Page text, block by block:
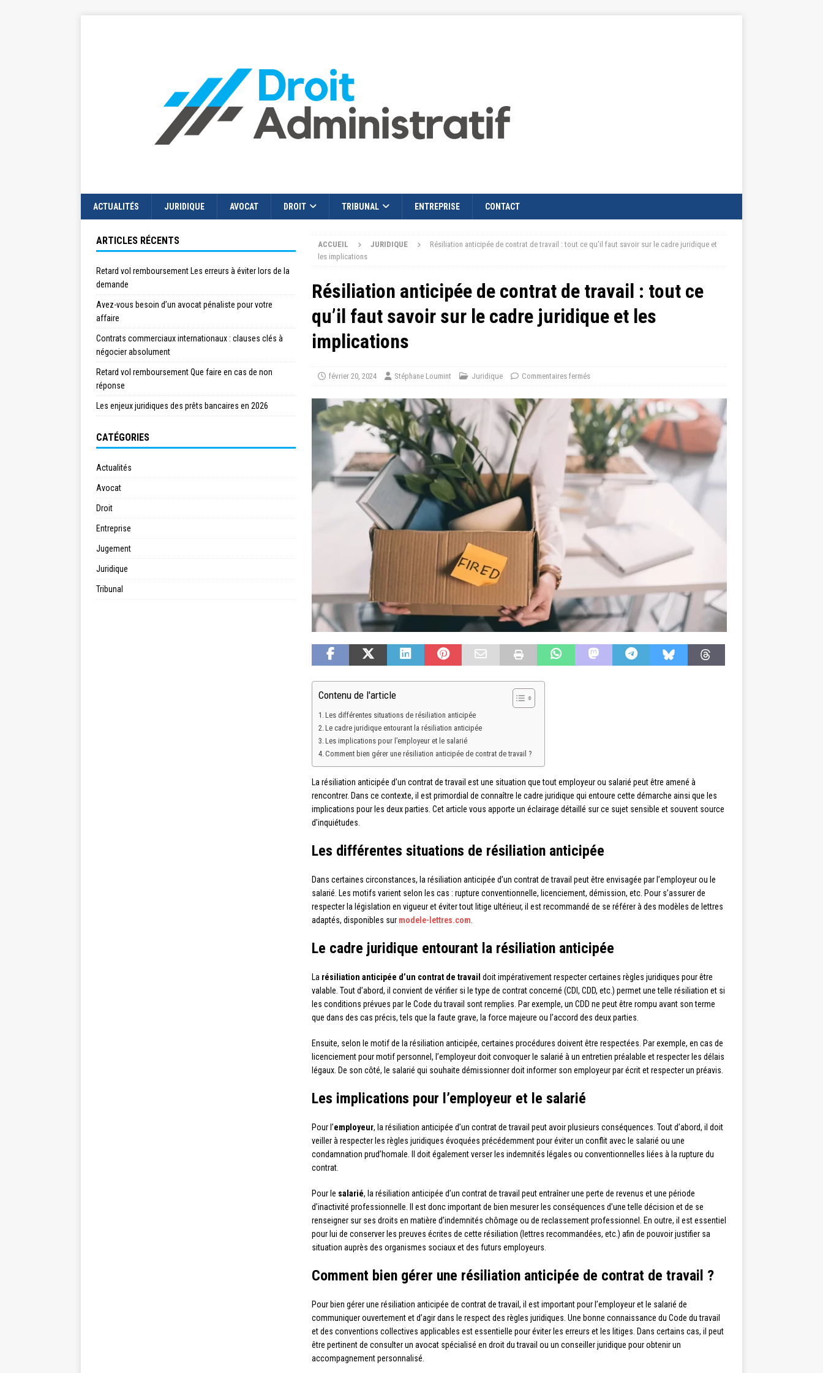
ACTUALITÉS JURIDIQUE AVOCAT DROIT TRIBUNAL ENTREPRISE CONTACT
ACCUEIL JURIDIQUE
Résiliation anticipée de contrat de travail : tout ce qu’il faut savoir sur le cadre juridique et
les implications
Résiliation anticipée de contrat de travail : tout ce
qu’il faut savoir sur le cadre juridique et les
implications
février 20, 2024 Stéphane Loumint Juridique Commentaires fermés
Contenu de l'article
Les différentes situations de résiliation anticipée
Le cadre juridique entourant la résiliation anticipée
Les implications pour l’employeur et le salarié
Comment bien gérer une résiliation anticipée de contrat de travail ?
La résiliation anticipée d’un contrat de travail est une situation que tout employeur ou salarié peut être amené à
rencontrer. Dans ce contexte, il est primordial de connaître le cadre juridique qui entoure cette démarche ainsi que les
implications pour les deux parties. Cet article vous apporte un éclairage détaillé sur ce sujet sensible et souvent source
d’inquiétudes.
Les différentes situations de résiliation anticipée
Dans certaines circonstances, la résiliation anticipée d’un contrat de travail peut être envisagée par l’employeur ou le
salarié. Les motifs varient selon les cas : rupture conventionnelle, licenciement, démission, etc. Pour s’assurer de
respecter la législation en vigueur et éviter tout litige ultérieur, il est recommandé de se référer à des modèles de lettres
adaptés, disponibles sur modele-lettres.com
Le cadre juridique entourant la résiliation anticipée
La résiliation anticipée d’un contrat de travail doit impérativement respecter certaines règles juridiques pour être
valable. Tout d’abord, il convient de vérifier si le type de contrat concerné (CDI, CDD, etc.) permet une telle résiliation et si
les conditions prévues par le Code du travail sont remplies. Par exemple, un CDD ne peut être rompu avant son terme
que dans des cas précis, tels que la faute grave, la force majeure ou l’accord des deux parties.
Ensuite, selon le motif de la résiliation anticipée, certaines procédures doivent être respectées. Par exemple, en cas de
licenciement pour motif personnel, l’employeur doit convoquer le salarié à un entretien préalable et respecter les délais
légaux. De son côté, le salarié qui souhaite démissionner doit informer son employeur par écrit et respecter un préavis.
Les implications pour l’employeur et le salarié
Pour l’employeur, la résiliation anticipée d’un contrat de travail peut avoir plusieurs conséquences. Tout d’abord, il doit
veiller à respecter les règles juridiques évoquées précédemment pour éviter un conflit avec le salarié ou une
condamnation prud’homale. Il doit également verser les indemnités légales ou conventionnelles liées à la rupture du
contrat.
Pour le salarié, la résiliation anticipée d’un contrat de travail peut entraîner une perte de revenus et une période
d’inactivité professionnelle. Il est donc important de bien mesurer les conséquences d’une telle décision et de se
renseigner sur ses droits en matière d’indemnités chômage ou de reclassement professionnel. En outre, il est essentiel
pour lui de conserver les preuves écrites de cette résiliation (lettres recommandées, etc.) afin de pouvoir justifier sa
situation auprès des organismes sociaux et des futurs employeurs.
Comment bien gérer une résiliation anticipée de contrat de travail ?
Pour bien gérer une résiliation anticipée de contrat de travail, il est important pour l’employeur et le salarié de
communiquer ouvertement et d’agir dans le respect des règles juridiques. Une bonne connaissance du Code du travail
et des conventions collectives applicables est essentielle pour éviter les erreurs et les litiges. Dans certains cas, il peut
être pertinent de consulter un avocat spécialisé en droit du travail ou un conseiller juridique pour obtenir un
accompagnement personnalisé.
ARTICLES RÉCENTS
Retard vol remboursement Les erreurs à éviter lors de la
demande
Avez-vous besoin d’un avocat pénaliste pour votre
affaire
Contrats commerciaux internationaux : clauses clés à
négocier absolument
Retard vol remboursement Que faire en cas de non
réponse
Les enjeux juridiques des prêts bancaires en 2026
CATÉGORIES
Actualités
Avocat
Droit
Entreprise
Jugement
Juridique
Tribunal